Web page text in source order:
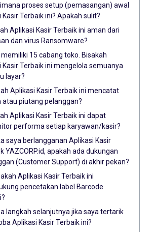
proses setup (pemasangan) awal
Kasir Terbaik ini? Apakah sulit?
Aplikasi Kasir Terbaik ini aman dari
dan virus Ransomware?
memiliki 15 cabang toko. Bisakah
Kasir Terbaik ini mengelola semuanya
layar?
Aplikasi Kasir Terbaik ini mencatat
atau piutang pelanggan?
Aplikasi Kasir Terbaik ini dapat
performa setiap karyawan/kasir?
saya berlangganan Aplikasi Kasir
YAZCORP.id, apakah ada dukungan
(Customer Support) di akhir pekan?
Aplikasi Kasir Terbaik ini
pencetakan label Barcode
langkah selanjutnya jika saya tertarik
Aplikasi Kasir Terbaik ini?